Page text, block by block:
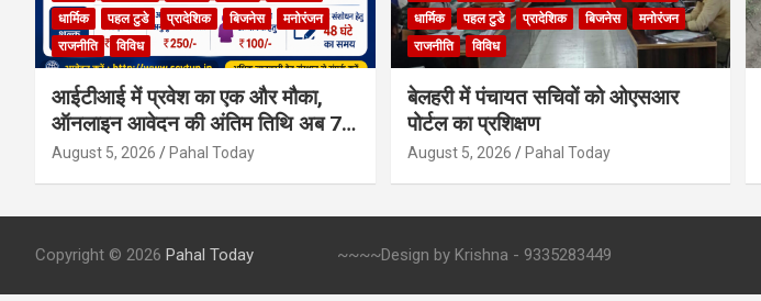
धार्मिक
पहल टुडे प्रादेशिक बिजनेस
मनोरंजन
राजनीति
विविध
आईटीआई में प्रवेश का एक और मौका,
ऑनलाइन आवेदन की अंतिम तिथि अब 7
अगस्त तक बढ़ी
August 5, 2026 Pahal Today
धार्मिक
पहल टुडे प्रादेशिक बिजनेस
मनोरंजन
राजनीति
विविध
बेलहरी में पंचायत सचिवों को ओएसआर
पोर्टल का प्रशिक्षण
August 5, 2026 Pahal Today
Copyright © 2026 Pahal Today ~~~~Design by Krishna - 9335283449